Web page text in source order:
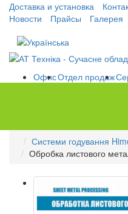
Доставка и установка
Новости
Прайсы Галерея
ОфисОтдел продаж
Системи годування
Обробка листового